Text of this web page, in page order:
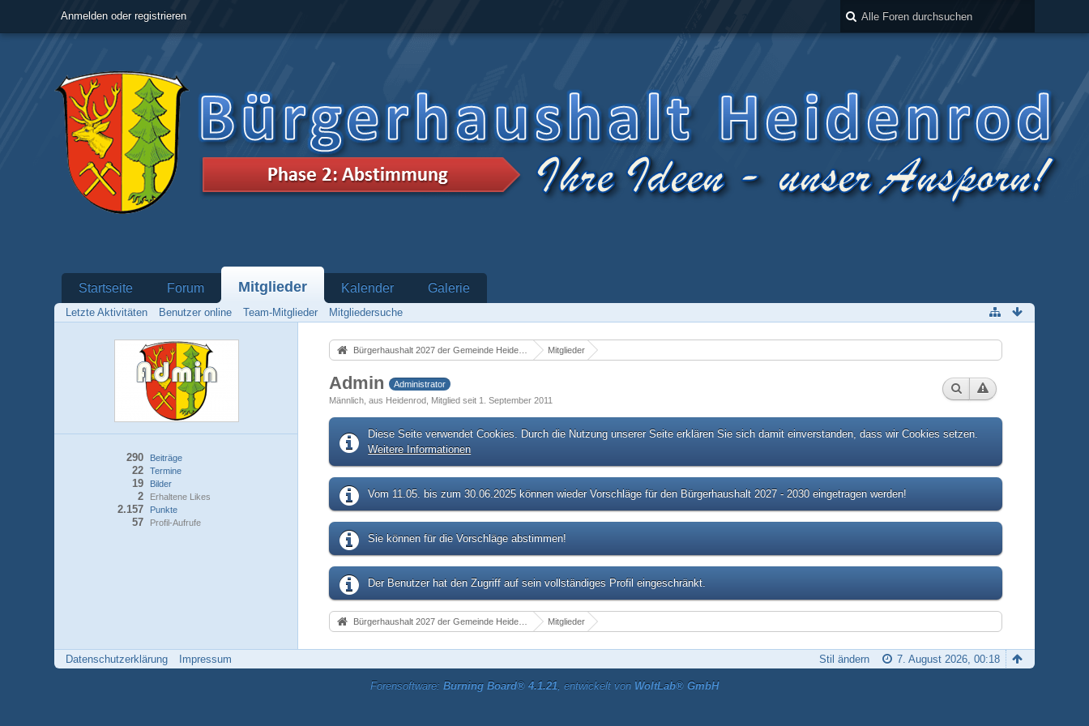
Anmelden oder registrieren
Startseite Forum Mitglieder Kalender Galerie
Letzte Aktivitäten Benutzer online Team-Mitglieder Mitgliedersuche
Beiträge
290
Termine
22
Bilder
19
Erhaltene Likes
2
Punkte
2.157
Profil-Aufrufe
57
Bürgerhaushalt 2027 der Gemeinde Heidenrod Mitglieder
Admin Administrator
Männlich aus Heidenrod Mitglied seit 1. September 2011
Diese Seite verwendet Cookies. Durch die Nutzung unserer Seite erklären Sie sich damit einverstanden, dass wir Cookies setzen.
Weitere Informationen
Vom 11.05. bis zum 30.06.2025 können wieder Vorschläge für den Bürgerhaushalt 2027 - 2030 eingetragen werden!
Sie können für die Vorschläge abstimmen!
Der Benutzer hat den Zugriff auf sein vollständiges Profil eingeschränkt.
Bürgerhaushalt 2027 der Gemeinde Heidenrod Mitglieder
Datenschutzerklärung Impressum 7. August 2026, 00:18
Stil ändern
Forensoftware: Burning Board® 4.1.21, entwickelt von WoltLab® GmbH